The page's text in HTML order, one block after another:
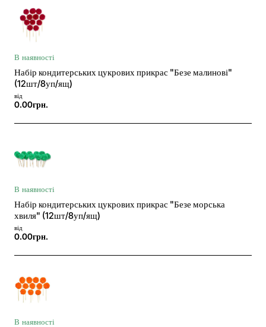
В наявності
Набір кондитерських цукрових прикрас "Безе малинові"
(12шт/8уп/ящ)
від
0.00грн.
В наявності
Набір кондитерських цукрових прикрас "Безе морська
хвиля" (12шт/8уп/ящ)
від
0.00грн.
В наявності